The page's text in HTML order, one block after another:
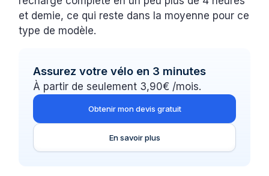
et demie, ce qui reste dans la moyenne pour ce
type de modèle.
Assurez votre vélo en 3 minutes
À partir de seulement 3,90€ /mois.
Obtenir mon devis gratuit
En savoir plus